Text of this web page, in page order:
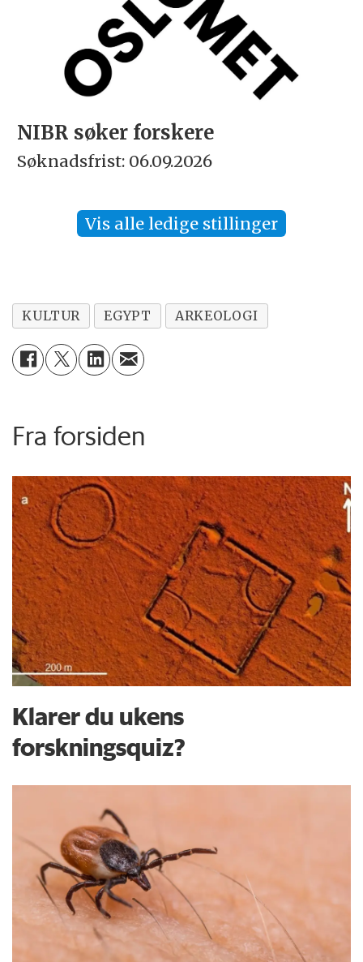
Rektor
Søknadsfrist:
Vis alle ledige stillinger
KULTUR EGYPT ARKEOLOGI
Fra forsiden
Klarer du ukens
forskningsquiz?